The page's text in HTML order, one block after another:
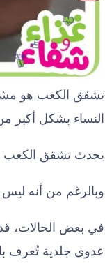
النساء بشكل أكبر
يحدث تشقق الكعب
وبالرغم من أنه ليس
في بعض الحالات،
عدوى جلدية تُعرف